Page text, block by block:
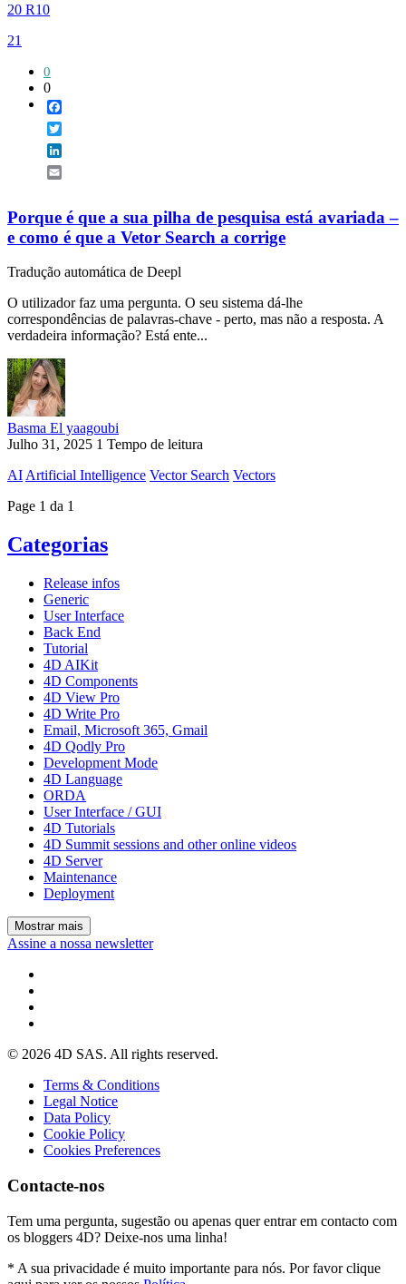
20 R10
21
0
0
Porque é que a sua pilha de pesquisa está avariada –
e como é que a Vetor Search a corrige
Tradução automática de Deepl
O utilizador faz uma pergunta. O seu sistema dá-lhe
correspondências de palavras-chave - perto, mas não a resposta. A
verdadeira informação? Está ente...
Basma El yaagoubi
Julho 31, 2025 1 Tempo de leitura
AI Artificial Intelligence Vector Search Vectors
Page 1 da 1
Categorias
Release infos
Generic
User Interface
Back End
Tutorial
4D AIKit
4D Components
4D View Pro
4D Write Pro
Email, Microsoft 365, Gmail
4D Qodly Pro
Development Mode
4D Language
ORDA
User Interface / GUI
4D Tutorials
4D Summit sessions and other online videos
4D Server
Maintenance
Deployment
Mostrar mais
Assine a nossa newsletter
© 2026 4D SAS. All rights reserved.
Terms & Conditions
Legal Notice
Data Policy
Cookie Policy
Cookies Preferences
Contacte-nos
Tem uma pergunta, sugestão ou apenas quer entrar em contacto com
os bloggers 4D? Deixe-nos uma linha!
* A sua privacidade é muito importante para nós. Por favor clique